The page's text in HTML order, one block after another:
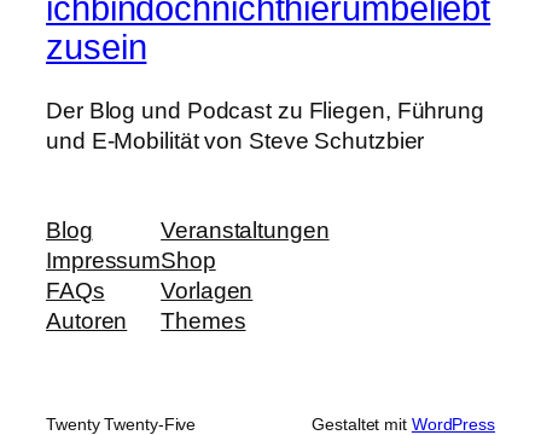
ichbindochnichthierumbeliebt
zusein
Der Blog und Podcast zu Fliegen, Führung
und E-Mobilität von Steve Schutzbier
Blog
Impressum
FAQs
Autoren
Veranstaltungen
Shop
Vorlagen
Themes
Twenty Twenty-Five Gestaltet mit WordPress